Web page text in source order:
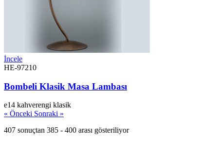
İncele
HE-97210
Bombeli Klasik Masa Lambası
e14 kahverengi klasik
« Önceki Sonraki »
407 sonuçtan 385 - 400 arası gösteriliyor